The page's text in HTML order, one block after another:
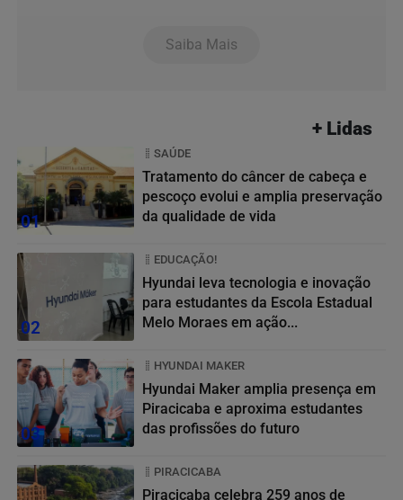
Saiba Mais
+ Lidas
01
SAÚDE
Tratamento do câncer de cabeça e
pescoço evolui e amplia preservação
da qualidade de vida
02
EDUCAÇÃO!
Hyundai leva tecnologia e inovação
para estudantes da Escola Estadual
Melo Moraes em ação...
03
HYUNDAI MAKER
Hyundai Maker amplia presença em
Piracicaba e aproxima estudantes
das profissões do futuro
PIRACICABA
Piracicaba celebra 259 anos de